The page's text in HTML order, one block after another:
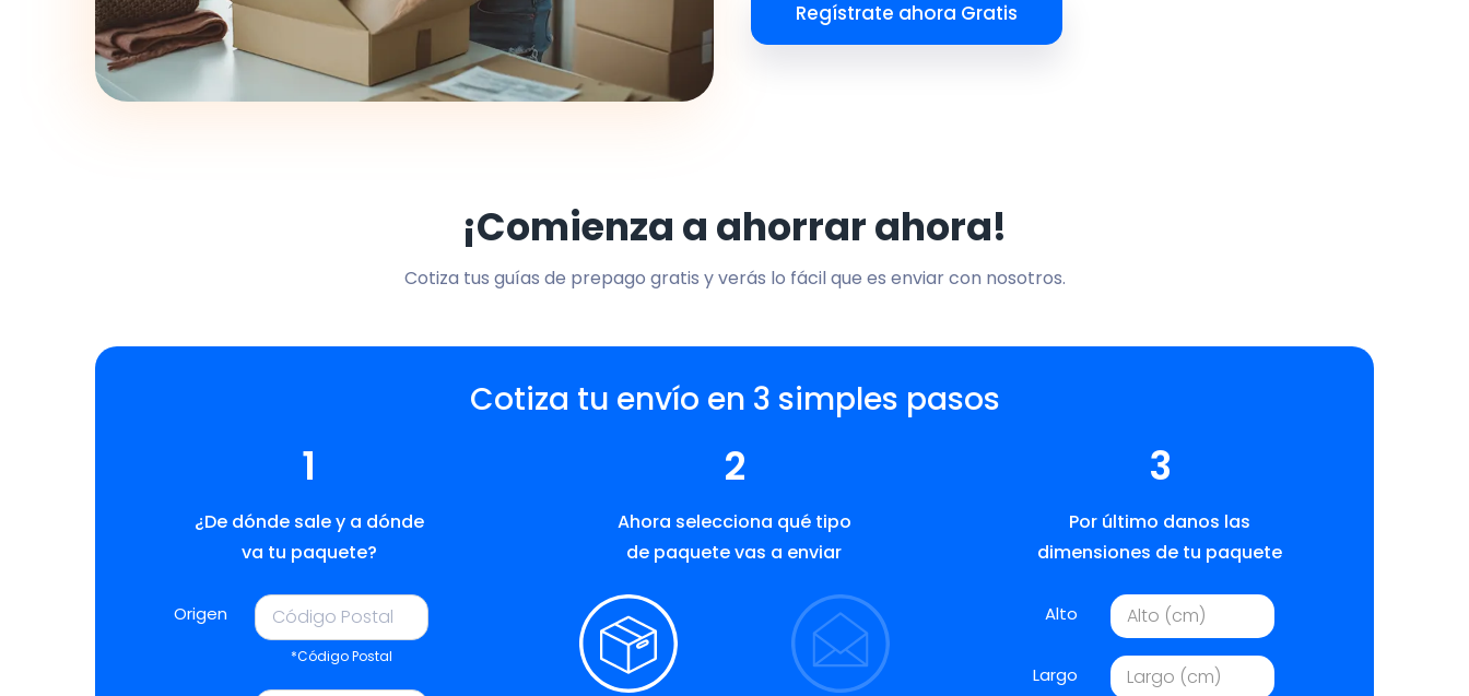
Regístrate ahora Gratis
¡Comienza a ahorrar ahora!
Cotiza tus guías de prepago gratis y verás lo fácil que es enviar con nosotros.
Cotiza tu envío en 3 simples pasos
1
¿De dónde sale y a dónde
va tu paquete?
Origen
*Código Postal
2
Ahora selecciona qué tipo
de paquete vas a enviar
3
Por último danos las
dimensiones de tu paquete
Alto
Largo